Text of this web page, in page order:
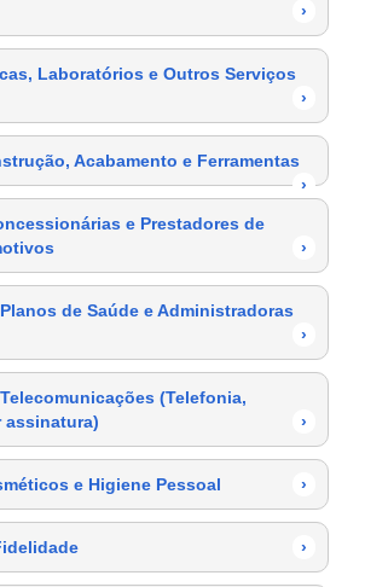
›
Laboratórios e Outros Serviços
›
Acabamento e Ferramentas
›
e Prestadores de
›
de Saúde e Administradoras
›
(Telefonia,
assinatura)
›
e Higiene Pessoal ›
›